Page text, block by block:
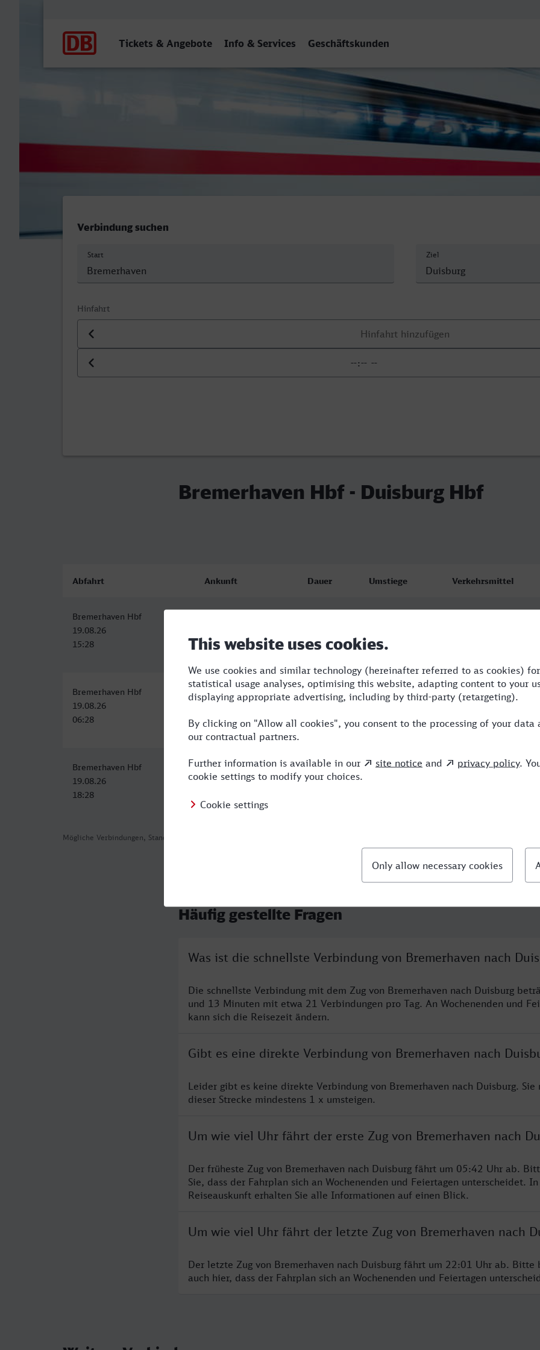
Tickets & Angebote Info & Services Geschäftskunden
Bremerhaven Hbf - Duisburg Hbf
Verbindung suchen
Start Ziel
Hinfahrt
Datum der Hinfahrt
Uhrzeit der Hinfahrt
Bremerhaven Hbf - Duisburg Hbf
Mögliche Verbindungen, Stand: 2026-08-05 05:23
Abfahrt Ankunft Dauer Umstiege Verkehrsmittel
Bremerhaven Hbf
19.08.26
15:28
18:41
Bremerhaven Hbf
19.08.26
06:28
Duisburg Hbf
19.08.26
10:11
3:43 RE,ICE
Bremerhaven Hbf
19.08.26
18:28
Duisburg Hbf
19.08.26
3:43 1 RE,ICE
Häufig gestellte Fragen
Was ist die schnellste Verbindung von Bremerhaven nach
Die schnellste Verbindung mit dem Zug von Bremerhaven nach Duisburg
und 13 Minuten mit etwa 21 Verbindungen pro Tag. An Wochenenden und
kann sich die Reisezeit ändern.
Gibt es eine direkte Verbindung von Bremerhaven nach
Leider gibt es keine direkte Verbindung von Bremerhaven nach Duisburg. Sie
dieser Strecke mindestens 1 x umsteigen.
Um wie viel Uhr fährt der erste Zug von Bremerhaven nach
Der früheste Zug von Bremerhaven nach Duisburg fährt um 05:42 Uhr ab.
Sie, dass der Fahrplan sich an Wochenenden und Feiertagen unterscheidet.
Reiseauskunft erhalten Sie alle Informationen auf einen Blick.
Um wie viel Uhr fährt der letzte Zug von Bremerhaven nach
Der letzte Zug von Bremerhaven nach Duisburg fährt um 22:01 Uhr ab. Bitte
auch hier, dass der Fahrplan sich an Wochenenden und Feiertagen